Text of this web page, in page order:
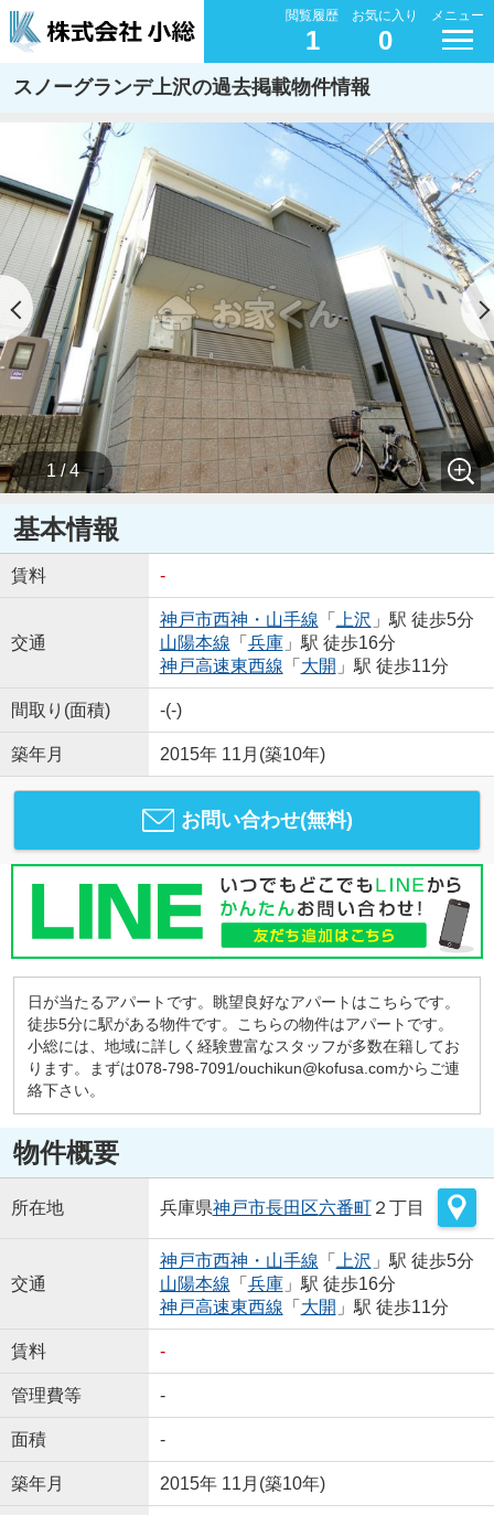
閲覧履歴
1
お気に入り
0
メニュー
スノーグランデ上沢の過去掲載物件情報
1 / 4
基本情報
賃料 -
交通
神戸市西神・山手線 「 上沢 」駅 徒歩5分
山陽本線 「 兵庫」駅 徒歩16分
神戸高速東西線 「 大開 」駅 徒歩11分
間取り(面積) -(-)
築年月 2015年 11月(築10年)
お問い合わせ(無料)
日が当たるアパートです。眺望良好なアパートはこちらです。
徒歩5分に駅がある物件です。こちらの物件はアパートです。
小総には、地域に詳しく経験豊富なスタッフが多数在籍してお
ります。まずは078-798-7091/ouchikun@kofusa.comからご連
絡下さい。
物件概要
所在地 兵庫県神戸市長田区六番町２丁目
交通
神戸市西神・山手線 「 上沢 」駅 徒歩5分
山陽本線 「 兵庫」駅 徒歩16分
神戸高速東西線 「 大開 」駅 徒歩11分
賃料 -
管理費等 -
面積 -
築年月 2015年 11月(築10年)